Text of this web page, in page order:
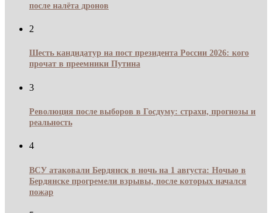
после налёта дронов
2
Шесть кандидатур на пост президента России 2026: кого
прочат в преемники Путина
3
Революция после выборов в Госдуму: страхи, прогнозы и
реальность
4
ВСУ атаковали Бердянск в ночь на 1 августа: Ночью в
Бердянске прогремели взрывы, после которых начался
пожар